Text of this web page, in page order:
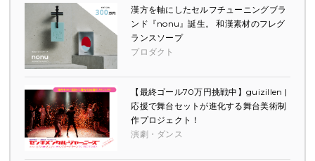
漢方を軸にしたセルフチューニングブラ
ンド『nonu』誕生。 和漢素材のフレグ
ランスソープ
プロダクト
【最終ゴール70万円挑戦中】guizillen |
応援で舞台セットが進化する舞台美術制
作プロジェクト！
演劇・ダンス